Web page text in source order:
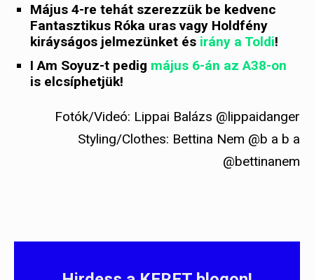
Május 4-re tehát szerezzük be kedvenc
Fantasztikus Róka uras vagy Holdfény
kiráyságos jelmezünket és irány a Toldi!
I Am Soyuz-t pedig május 6-án az A38-on
is elcsíphetjük!
Fotók/Videó: Lippai Balázs @lippaidanger
Styling/Clothes: Bettina Nem @b a b a
@bettinanem